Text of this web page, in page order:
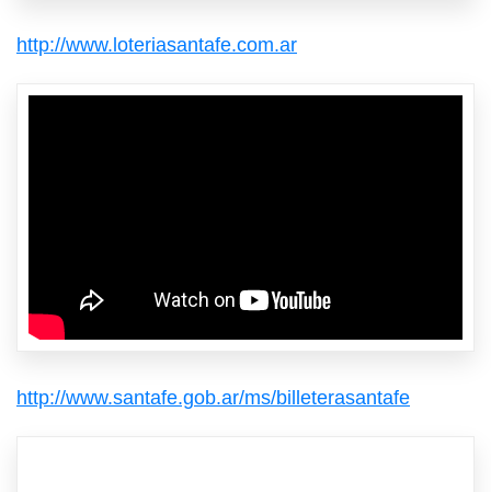
http://www.loteriasantafe.com.ar
http://www.santafe.gob.ar/ms/billeterasantafe